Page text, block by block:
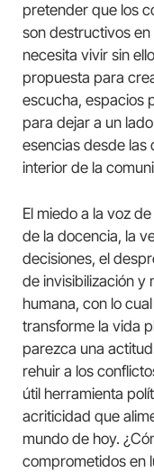
pretender que los
son destructivos
necesita vivir sin
propuesta para
escucha, espacios
para dejar a un
esencias desde las
interior de la
El miedo a la voz
de la docencia, la
decisiones, el
de invisibilización y
humana, con lo
transforme la vida
parezca una
rehuir a los
útil herramienta
acriticidad que
mundo de hoy.
comprometidos en